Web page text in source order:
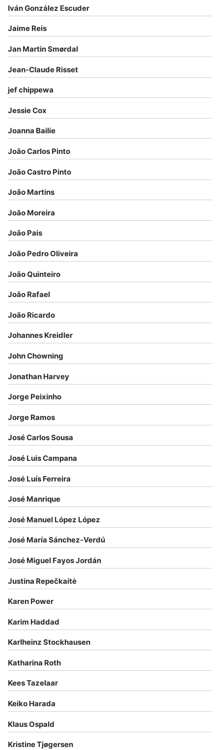
Iván González Escuder
Jaime Reis
Jan Martin Smørdal
Jean-Claude Risset
jef chippewa
Jessie Cox
Joanna Bailie
João Carlos Pinto
João Castro Pinto
João Martins
João Moreira
João Pais
João Pedro Oliveira
João Quinteiro
João Rafael
João Ricardo
Johannes Kreidler
John Chowning
Jonathan Harvey
Jorge Peixinho
Jorge Ramos
José Carlos Sousa
José Luis Campana
José Luís Ferreira
José Manrique
José Manuel López López
José María Sánchez-Verdú
José Miguel Fayos Jordán
Justina Repečkaitė
Karen Power
Karim Haddad
Karlheinz Stockhausen
Katharina Roth
Kees Tazelaar
Keiko Harada
Klaus Ospald
Kristine Tjøgersen